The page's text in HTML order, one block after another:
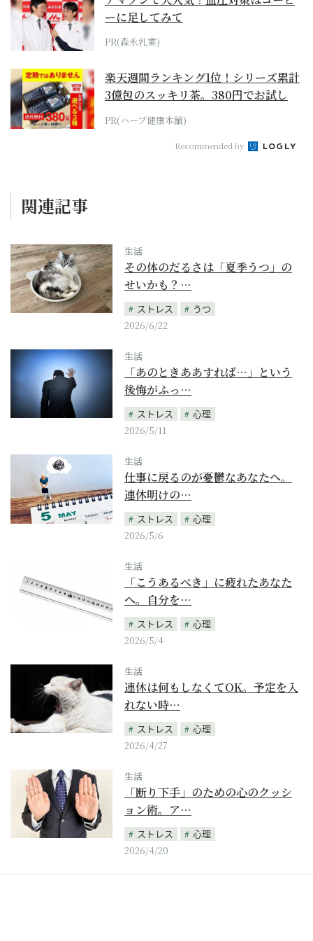
ーに足してみて
PR(森永乳業)
楽天週間ランキング1位！シリーズ累計
3億包のスッキリ茶。380円でお試し
PR(ハーブ健康本舗)
Recommended by
関連記事
生活
その体のだるさは「夏季うつ」の
せいかも？…
ストレス
うつ
2026/6/22
生活
「あのときああすれば…」という
後悔がふっ…
ストレス
心理
2026/5/11
生活
仕事に戻るのが憂鬱なあなたへ。
連休明けの…
ストレス
心理
2026/5/6
生活
「こうあるべき」に疲れたあなた
へ。自分を…
ストレス
心理
2026/5/4
生活
連休は何もしなくてOK。予定を入
れない時…
ストレス
心理
2026/4/27
生活
「断り下手」のための心のクッシ
ョン術。ア…
ストレス
心理
2026/4/20